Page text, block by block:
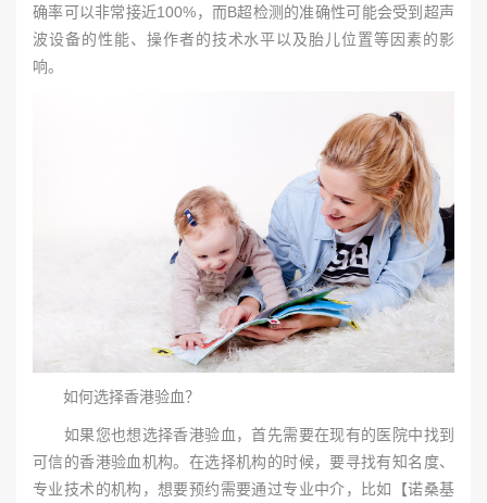
确率可以非常接近100%，而B超检测的准确性可能会受到超声
波设备的性能、操作者的技术水平以及胎儿位置等因素的影
响。
如何选择香港验血？
如果您也想选择香港验血，首先需要在现有的医院中找到
可信的香港验血机构。在选择机构的时候，要寻找有知名度、
专业技术的机构，想要预约需要通过专业中介，比如【诺桑基